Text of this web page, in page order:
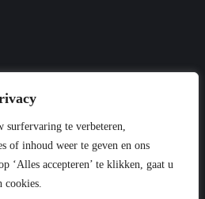
surfervaring te verbeteren,
of inhoud weer te geven en ons
‘Alles accepteren’ te klikken, gaat u
cookies.